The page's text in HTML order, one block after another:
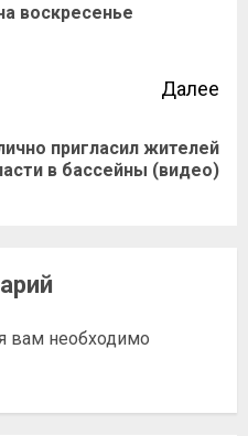
воскресенье
Далее
пригласил жителей
в бассейны (видео)
вам необходимо